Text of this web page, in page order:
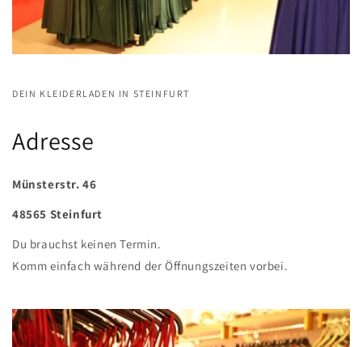
DEIN KLEIDERLADEN IN STEINFURT
Adresse
Münsterstr. 46
48565 Steinfurt
Du brauchst keinen Termin.
Komm einfach während der Öffnungszeiten vorbei.